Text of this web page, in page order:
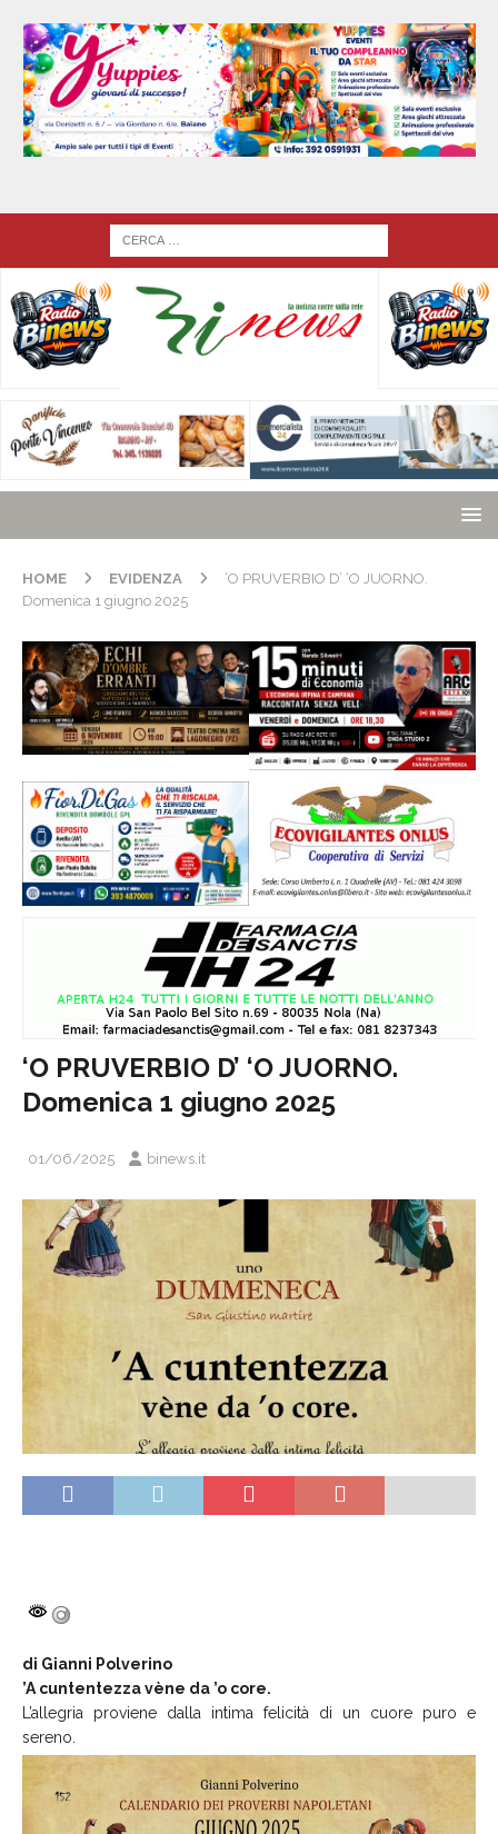
HOME EVIDENZA
‘O PRUVERBIO D’ ‘O JUORNO.
Domenica 1 giugno 2025
‘O PRUVERBIO D’ ‘O JUORNO.
Domenica 1 giugno 2025
01/06/2025 binews.it
di Gianni Polverino
’A cuntentezza vène da ’o core.
L’allegria proviene dalla intima felicità di un cuore puro e
sereno.